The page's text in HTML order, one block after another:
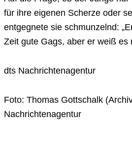
für ihre eigenen Scherze oder
entgegnete sie schmunzelnd:
Zeit gute Gags, aber er weiß es
dts Nachrichtenagentur
Foto: Thomas Gottschalk
Nachrichtenagentur